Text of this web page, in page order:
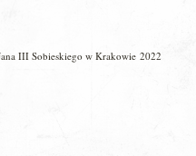
III Sobieskiego w Krakowie 2022